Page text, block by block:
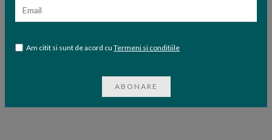
Am citit si sunt de acord cu Termeni si conditiile
ABONARE